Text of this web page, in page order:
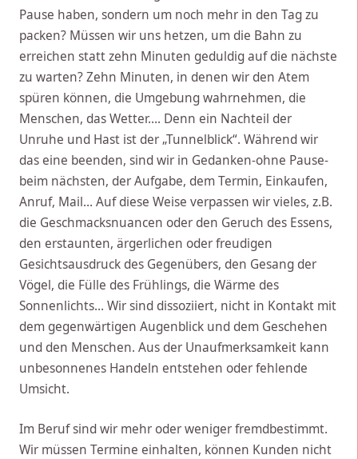
Pause haben, sondern um noch mehr in den Tag zu
packen? Müssen wir uns hetzen, um die Bahn zu
erreichen statt zehn Minuten geduldig auf die nächste
zu warten? Zehn Minuten, in denen wir den Atem
spüren können, die Umgebung wahrnehmen, die
Menschen, das Wetter…. Denn ein Nachteil der
Unruhe und Hast ist der „Tunnelblick“. Während wir
das eine beenden, sind wir in Gedanken-ohne Pause-
beim nächsten, der Aufgabe, dem Termin, Einkaufen,
Anruf, Mail… Auf diese Weise verpassen wir vieles, z.B.
die Geschmacksnuancen oder den Geruch des Essens,
den erstaunten, ärgerlichen oder freudigen
Gesichtsausdruck des Gegenübers, den Gesang der
Vögel, die Fülle des Frühlings, die Wärme des
Sonnenlichts… Wir sind dissoziiert, nicht in Kontakt mit
dem gegenwärtigen Augenblick und dem Geschehen
und den Menschen. Aus der Unaufmerksamkeit kann
unbesonnenes Handeln entstehen oder fehlende
Umsicht.
Im Beruf sind wir mehr oder weniger fremdbestimmt.
Wir müssen Termine einhalten, können Kunden nicht